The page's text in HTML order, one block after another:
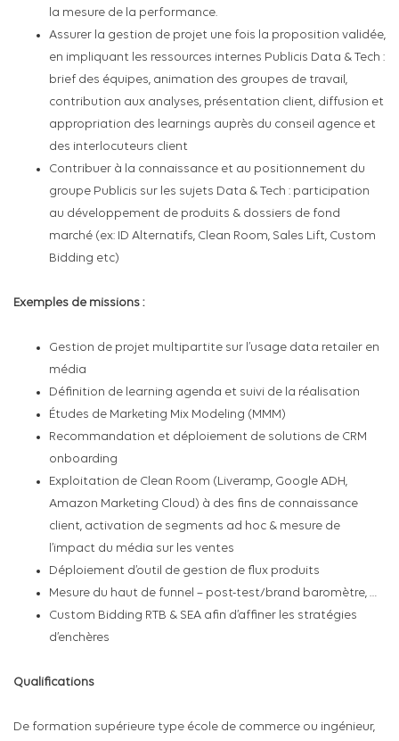
la mesure de la performance.
Assurer la gestion de projet une fois la proposition validée,
en impliquant les ressources internes Publicis Data & Tech :
brief des équipes, animation des groupes de travail,
contribution aux analyses, présentation client, diffusion et
appropriation des learnings auprès du conseil agence et
des interlocuteurs client
Contribuer à la connaissance et au positionnement du
groupe Publicis sur les sujets Data & Tech : participation
au développement de produits & dossiers de fond
marché (ex: ID Alternatifs, Clean Room, Sales Lift, Custom
Bidding etc)
Exemples de missions :
Gestion de projet multipartite sur l’usage data retailer en
média
Définition de learning agenda et suivi de la réalisation
Études de Marketing Mix Modeling (MMM)
Recommandation et déploiement de solutions de CRM
onboarding
Exploitation de Clean Room (Liveramp, Google ADH,
Amazon Marketing Cloud) à des fins de connaissance
client, activation de segments ad hoc & mesure de
l’impact du média sur les ventes
Déploiement d’outil de gestion de flux produits
Mesure du haut de funnel – post-test/brand baromètre, …
Custom Bidding RTB & SEA afin d’affiner les stratégies
d’enchères
Qualifications
De formation supérieure type école de commerce ou ingénieur,